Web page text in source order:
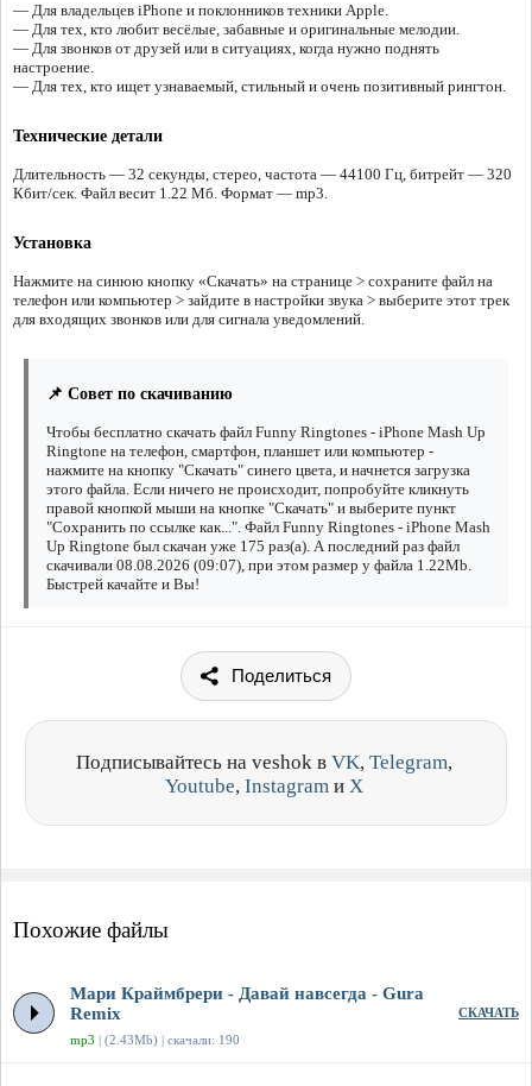
— Для владельцев iPhone и поклонников техники Apple.
— Для тех, кто любит весёлые, забавные и оригинальные мелодии.
— Для звонков от друзей или в ситуациях, когда нужно поднять
настроение.
— Для тех, кто ищет узнаваемый, стильный и очень позитивный рингтон.
Технические детали
Длительность — 32 секунды, стерео, частота — 44100 Гц, битрейт — 320
Кбит/сек. Файл весит 1.22 Мб. Формат — mp3.
Установка
Нажмите на синюю кнопку «Скачать» на странице > сохраните файл на
телефон или компьютер > зайдите в настройки звука > выберите этот трек
для входящих звонков или для сигнала уведомлений.
📌 Совет по скачиванию
Чтобы бесплатно скачать файл Funny Ringtones - iPhone Mash Up
Ringtone на телефон, смартфон, планшет или компьютер -
нажмите на кнопку "Скачать" синего цвета, и начнется загрузка
этого файла. Если ничего не происходит, попробуйте кликнуть
правой кнопкой мыши на кнопке "Скачать" и выберите пункт
"Сохранить по ссылке как...". Файл Funny Ringtones - iPhone Mash
Up Ringtone был скачан уже 175 раз(а). А последний раз файл
скачивали 08.08.2026 (09:07), при этом размер у файла 1.22Mb.
Быстрей качайте и Вы!
Поделиться
Подписывайтесь на veshok в VK, Telegram,
Youtube, Instagram и X
Похожие файлы
Мари Краймбрери - Давай навсегда - Gura
Remix
mp3 | (2.43Mb) | скачали: 190
СКАЧАТЬ